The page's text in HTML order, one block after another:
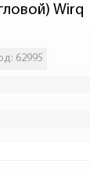
Wirq
62995